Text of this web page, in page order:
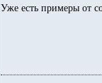
Уже есть примеры от